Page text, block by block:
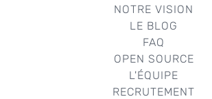
NOTRE VISION
LE BLOG
FAQ
OPEN SOURCE
L'ÉQUIPE
RECRUTEMENT